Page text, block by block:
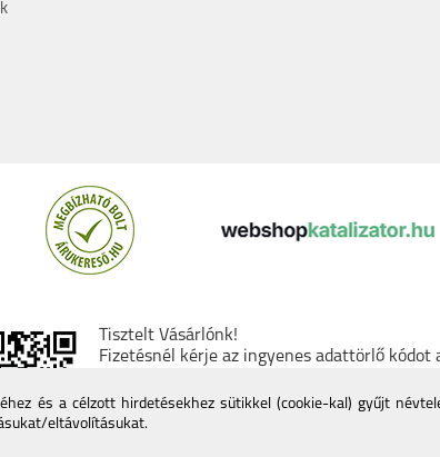
Tisztelt Vásárlónk!
Fizetésnél kérje az ingyenes adattörlő
További információk a Nemzeti Média- és
és a célzott hirdetésekhez sütikkel (cookie-kal) gyűjt
eltávolításukat.